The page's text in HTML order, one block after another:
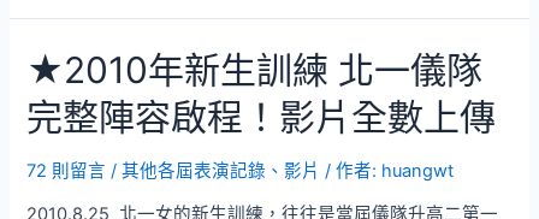
上
訓
練
–
北
一
★2010年新生訓練 北一儀隊
完整陣容啟程！影片全數上傳
72 則留言 /其他各屆表演記錄、影片 / 作者: huangwt
2010.8.25 北一女的新生訓練，往往是當屆儀隊升高二第一